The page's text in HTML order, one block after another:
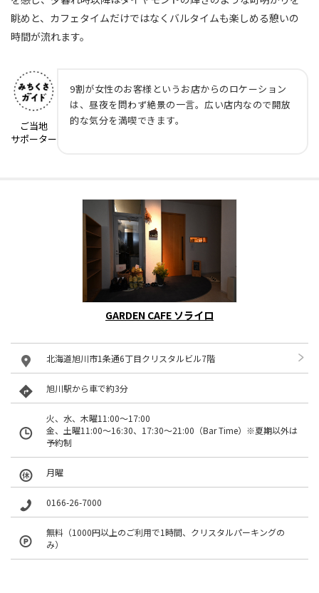
眺めと、カフェタイムだけではなくバルタイムも楽しめる憩いの
時間が流れます。
ご当地
サポーター
9割が女性のお客様というお店からのロケーション
は、昼夜を問わず絶景の一言。広い店内なので開放
的な気分を満喫できます。
GARDEN CAFE ソライロ
北海道旭川市1条通6丁目クリスタルビル7階
旭川駅から車で約3分
火、水、木曜11:00～17:00
金、土曜11:00～16:30、17:30～21:00（Bar Time）※夏期以外は
予約制
月曜
0166-26-7000
無料（1000円以上のご利用で1時間、クリスタルパーキングの
み）